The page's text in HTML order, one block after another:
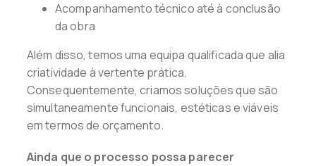
Acompanhamento técnico até à conclusão
da obra
Além disso, temos uma equipa qualificada que alia
criatividade à vertente prática.
Consequentemente, criamos soluções que são
simultaneamente funcionais, estéticas e viáveis
em termos de orçamento.
Ainda que o processo possa parecer